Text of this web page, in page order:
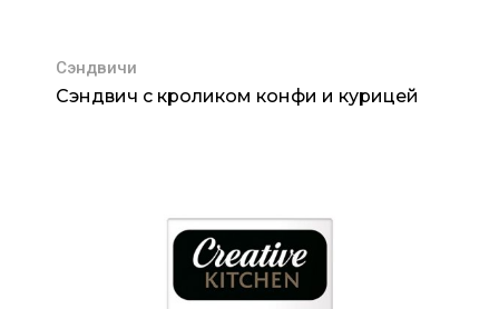
Сэндвичи
Сэндвич с кроликом конфи и курицей